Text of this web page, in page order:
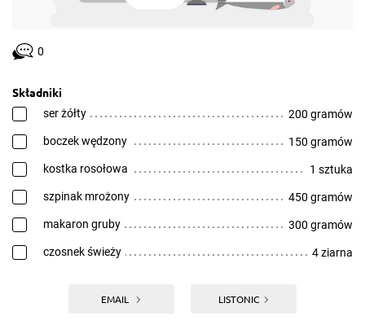
0
Składniki
ser żółty 200 gramów
boczek wędzony 150 gramów
kostka rosołowa 1 sztuka
szpinak mrożony 450 gramów
makaron gruby 300 gramów
czosnek świeży 4 ziarna
EMAIL LISTONIC